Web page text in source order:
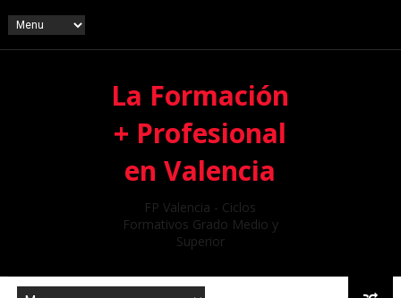
La Formación
+ Profesional
en Valencia
FP Valencia - Ciclos
Formativos Grado Medio y
Superior